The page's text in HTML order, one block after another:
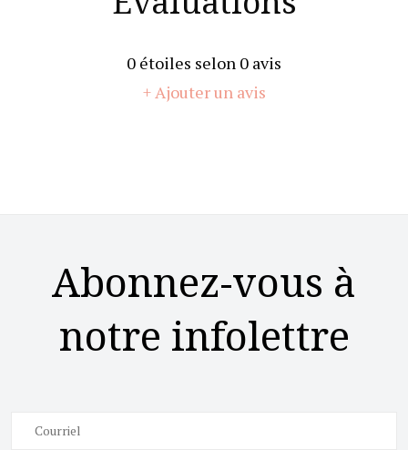
0 étoiles selon 0 avis
+ Ajouter un avis
Abonnez-vous à
notre infolettre